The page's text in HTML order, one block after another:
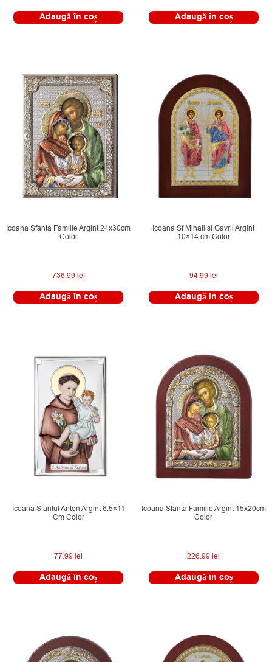
Adaugă în coș Adaugă în coș
Icoana Sfanta Familie Argint 24x30cm
Color
736.99lei
Adaugă în coș
Icoana Sf Mihail si Gavril Argint
10×14 cm Color
94.99lei
Adaugă în coș
Icoana Sfantul Anton Argint 6.5×11
Cm Color
77.99lei
Adaugă în coș
Icoana Sfanta Familie Argint 15x20cm
Color
226.99lei
Adaugă în coș